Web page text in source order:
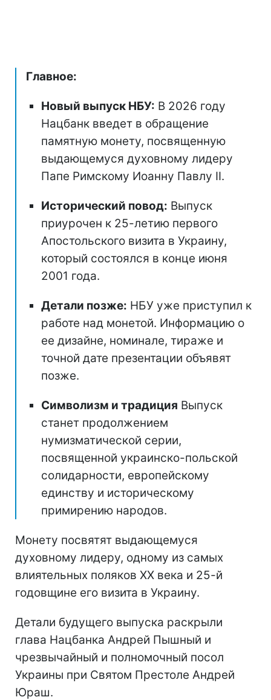
Главное:
Новый выпуск НБУ: В 2026 году
Нацбанк введет в обращение
памятную монету, посвященную
выдающемуся духовному лидеру
Папе Римскому Иоанну Павлу II.
Исторический повод: Выпуск
приурочен к 25-летию первого
Апостольского визита в Украину,
который состоялся в конце июня
2001 года.
Детали позже: НБУ уже приступил к
работе над монетой. Информацию о
ее дизайне, номинале, тираже и
точной дате презентации объявят
позже.
Символизм и традиция Выпуск
станет продолжением
нумизматической серии,
посвященной украинско-польской
солидарности, европейскому
единству и историческому
примирению народов.
Монету посвятят выдающемуся
духовному лидеру, одному из самых
влиятельных поляков ХХ века и 25-й
годовщине его визита в Украину.
Детали будущего выпуска раскрыли
глава Нацбанка Андрей Пышный и
чрезвычайный и полномочный посол
Украины при Святом Престоле Андрей
Юраш.